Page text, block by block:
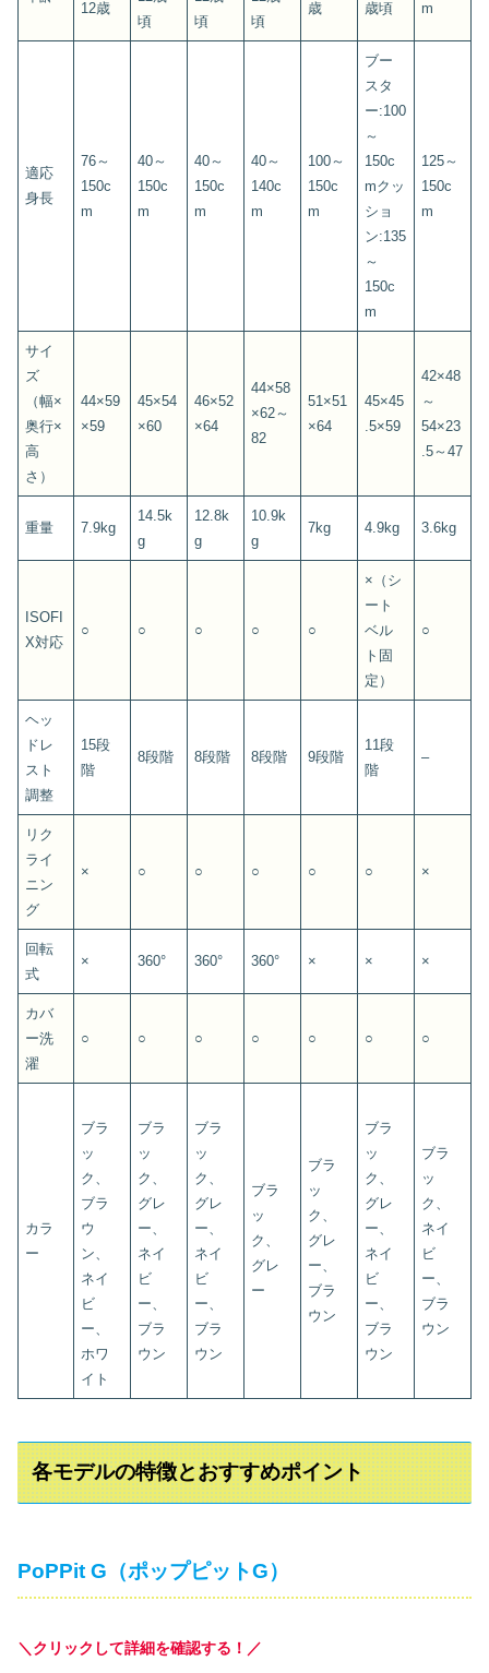
12歳
頃
頃
頃
歳 歳頃 m
適応
身長
76～
150c
m
40～
150c
m
40～
150c
m
40～
140c
m
100～
150c
m
ブー
スタ
ー:100
～
150c
mクッ
ショ
ン:135
～
150c
m
125～
150c
m
サイ
ズ
（幅×
奥行×
高
さ）
44×59
×59
45×54
×60
46×52
×64
44×58
×62～
82
51×51
×64
45×45
.5×59
42×48
～
54×23
.5～47
重量 7.9kg
14.5k
g
12.8k
g
10.9k
g
7kg 4.9kg 3.6kg
ISOFI
X対応
○ ○ ○ ○ ○
×（シ
ート
ベル
ト固
定）
○
ヘッ
ドレ
スト
調整
15段
階
8段階 8段階 8段階 9段階
11段
階
–
リク
ライ
ニン
グ
× ○ ○ ○ ○ ○ ×
回転
式
× 360° 360° 360° × × ×
カバ
ー洗
濯
○ ○ ○ ○ ○ ○ ○
カラ
ー
ブラ
ッ
ク、
ブラ
ウ
ン、
ネイ
ビ
ー、
ホワ
イト
ブラ
ッ
ク、
グレ
ー、
ネイ
ビ
ー、
ブラ
ウン
ブラ
ッ
ク、
グレ
ー、
ネイ
ビ
ー、
ブラ
ウン
ブラ
ッ
ク、
グレ
ー
ブラ
ッ
ク、
グレ
ー、
ブラ
ウン
ブラ
ッ
ク、
グレ
ー、
ネイ
ビ
ー、
ブラ
ウン
ブラ
ッ
ク、
ネイ
ビ
ー、
ブラ
ウン
各モデルの特徴とおすすめポイント
PoPPit G（ポップピットG）
＼クリックして詳細を確認する！／